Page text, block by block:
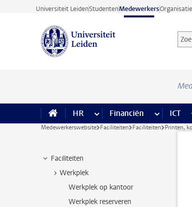
Ga direct naar de inhoud
Universiteit LeidenStudentenMedewerkers
HR meer HR pagina’s
Financiën meerICT
Medewerkerswebsite Faciliteiten Faciliteiten Printen,
Faciliteiten
Werkplek
Werkplek op kantoor
Werkplek reserveren